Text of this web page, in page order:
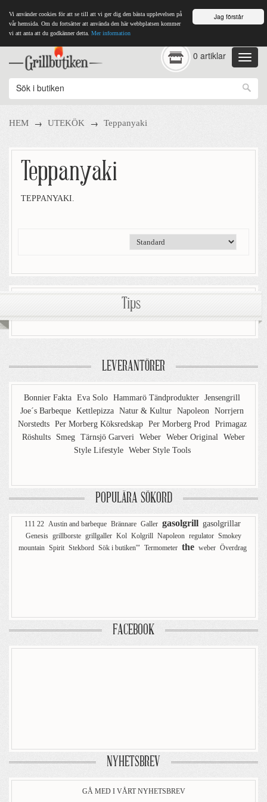
Jag förstår
Vi använder cookies för att se till att vi ger dig den bästa upplevelsen på
vår hemsida. Om du fortsätter att använda den här webbplatsen kommer
vi att anta att du godkänner detta. Mer information
0 artiklar
HEM → UTEKÖK → Teppanyaki
Teppanyaki
TEPPANYAKI.
Tips
LEVERANTÖRER
Bonnier Fakta Eva Solo Hammarö Tändprodukter Jensengrill
Joe´s Barbeque Kettlepizza Natur & Kultur Napoleon Norrjern
Norstedts Per Morberg Köksredskap Per Morberg Prod Primagaz
Röshults
Smeg Tärnsjö Garveri Weber Weber Original Weber
Style Lifestyle Weber Style Tools
POPULÄRA SÖKORD
111 22 Austin and barbeque Brännare Galler gasolgrill gasolgrillar
Genesis grillborste grillgaller Kol Kolgrill Napoleon regulator Smokey
mountain Spirit Stekbord Sök i butiken'" Termometer the weber Överdrag
FACEBOOK
NYHETSBREV
GÅ MED I VÅRT NYHETSBREV